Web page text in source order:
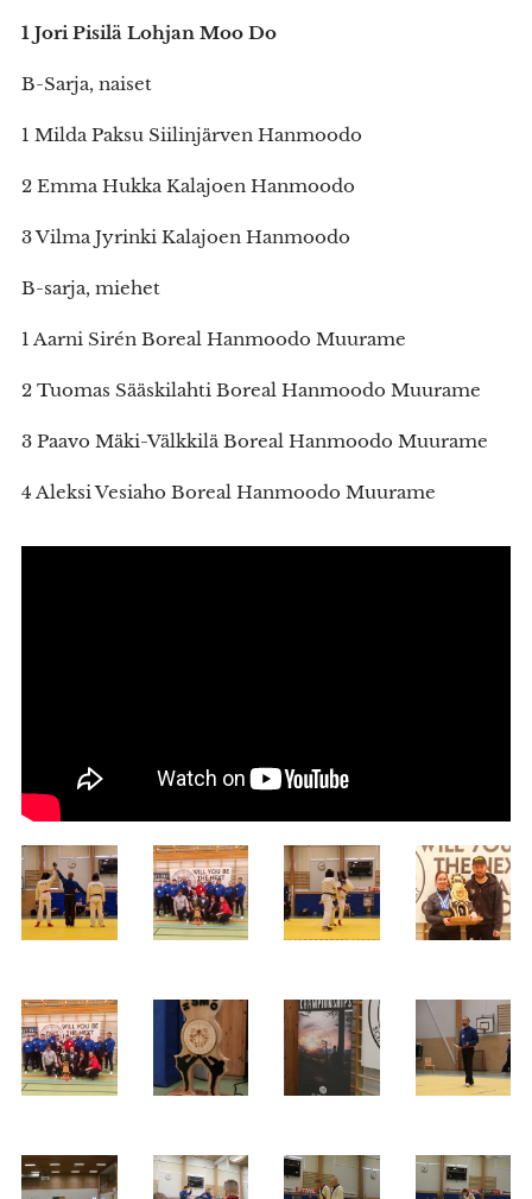
1 Jori Pisilä Lohjan Moo Do
B-Sarja, naiset
1 Milda Paksu Siilinjärven Hanmoodo
2 Emma Hukka Kalajoen Hanmoodo
3 Vilma Jyrinki Kalajoen Hanmoodo
B-sarja, miehet
1 Aarni Sirén Boreal Hanmoodo Muurame
2 Tuomas Sääskilahti Boreal Hanmoodo Muurame
3 Paavo Mäki-Välkkilä Boreal Hanmoodo Muurame
4 Aleksi Vesiaho Boreal Hanmoodo Muurame